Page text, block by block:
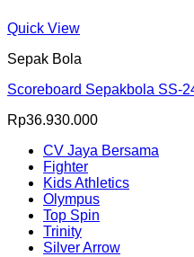
Quick View
Sepak Bola
Scoreboard Sepakbola SS-
Rp36.930.000
CV Jaya Bersama
Fighter
Kids Athletics
Olympus
Top Spin
Trinity
Silver Arrow